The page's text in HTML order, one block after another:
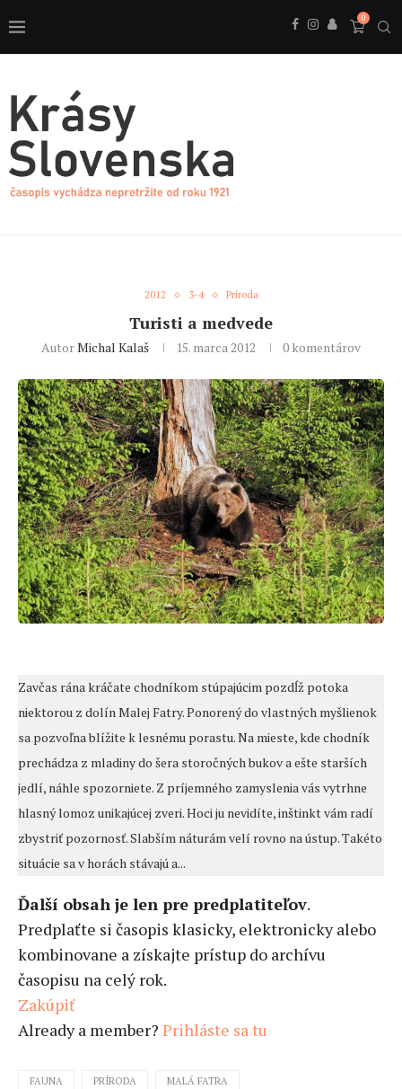
0
2012 3-4 Príroda
Turisti a medvede
AutorMichal Kalaš 15. marca 2012 0 komentárov
Zavčas rána kráčate chodníkom stúpajúcim pozdĺž potoka
niektorou z dolín Malej Fatry. Ponorený do vlastných myšlienok
sa pozvoľna blížite k lesnému porastu. Na mieste, kde chodník
prechádza z mladiny do šera storočných bukov a ešte starších
jedlí, náhle spozorniete. Z príjemného zamyslenia vás vytrhne
hlasný lomoz unikajúcej zveri. Hoci ju nevidíte, inštinkt vám radí
zbystriť pozornosť. Slabším náturám velí rovno na ústup. Takéto
situácie sa v horách stávajú a...
Ďalší obsah je len pre predplatiteľov.
Predplaťte si časopis klasicky, elektronicky alebo
kombinovane a získajte prístup do archívu
časopisu na celý rok.
Zakúpiť
Already a member? Prihláste sa tu
FAUNA PRÍRODA MALÁ FATRA